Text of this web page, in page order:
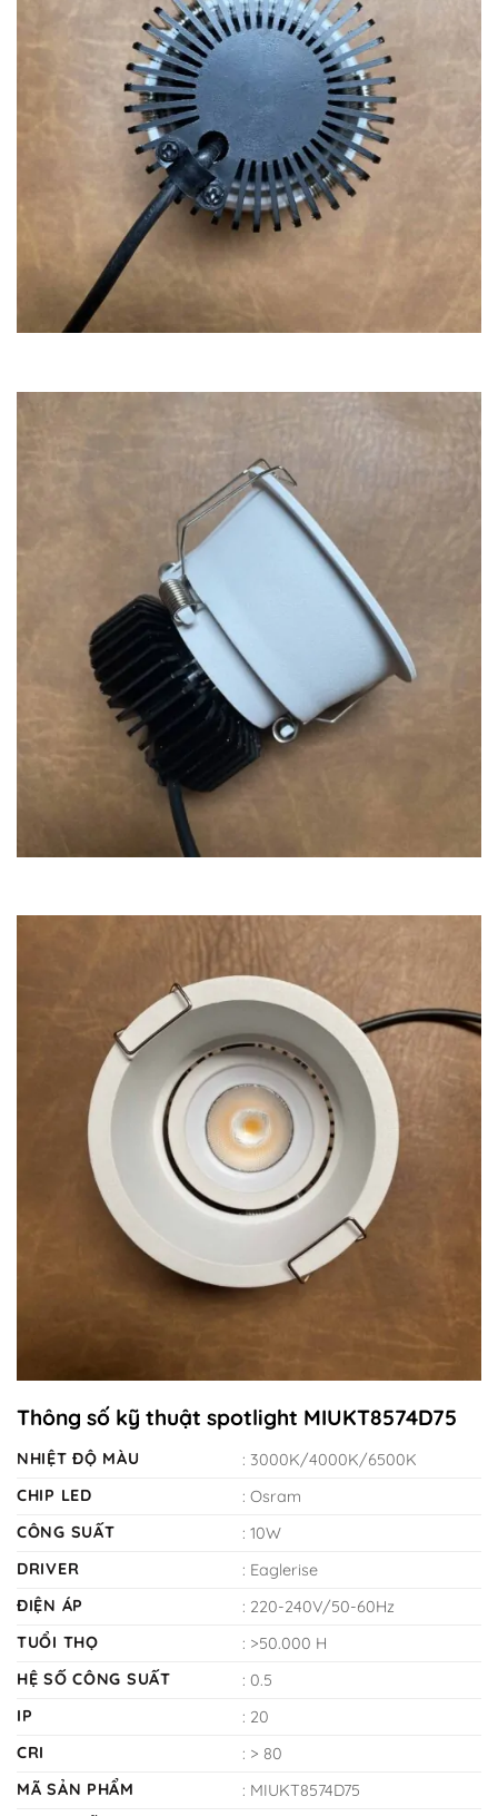
Thông số kỹ thuật spotlight MIUKT8574D75
NHIỆT ĐỘ MÀU
: 3000K/4000K/6500K
CHIP LED
: Osram
CÔNG SUẤT
: 10W
DRIVER
: Eaglerise
ĐIỆN ÁP
: 220-240V/50-60Hz
TUỔI THỌ
: >50.000 H
HỆ SỐ CÔNG SUẤT
: 0.5
IP
: 20
CRI
: > 80
MÃ SẢN PHẨM
: MIUKT8574D75